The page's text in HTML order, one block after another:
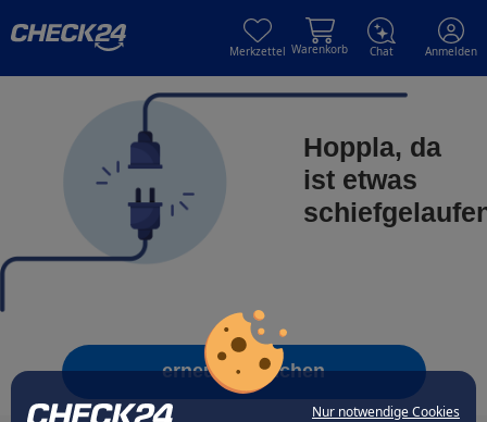
Nur notwendige Cookies
Merkzettel Warenkorb Chat Anmelden
Hoppla, da
ist etwas
erneut versuchen